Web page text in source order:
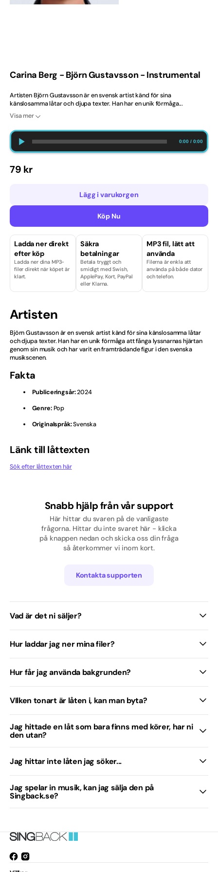
Best Selling Norway
Bröllop
Dansband
Hårdrock
Kille
Licenser & Tjänster
Melodifestival
Nyheter
Pop
Rap/Hip hop
Svenska
gallerivyn
Carina Berg - Björn Gustavsson - Instrumental
Artisten Björn Gustavsson är en svensk artist känd för sina
känslosamma låtar och djupa texter. Han har en unik förmåga...
Visa mer
0:00 / 0:00
Ordinarie
79 kr
Lägg i varukorgen
Köp Nu
Ladda ner direkt
efter köp
Ladda ner dina MP3-
filer direkt när köpet är
klart.
Säkra
betalningar
Betala tryggt och
smidigt med Swish,
ApplePay, Kort, PayPal
eller Klarna.
MP3 fil, lätt att
använda
Filerna är enkla att
använda på både dator
och telefon.
Artisten
Björn Gustavsson är en svensk artist känd för sina känslosamma låtar
och djupa texter. Han har en unik förmåga att fånga lyssnarnas hjärtan
genom sin musik och har varit en framträdande figur i den svenska
musikscenen.
Fakta
Publiceringsår:2024
Genre:Pop
Originalspråk:Svenska
Länk till låttexten
Sök efter låttexten här
Snabb hjälp från vår support
Här hittar du svaren på de vanligaste
frågorna. Hittar du inte svaret här - klicka
på knappen nedan och skicka oss din fråga
så återkommer vi inom kort.
Kontakta supporten
Vad är det ni säljer?
Hur laddar jag ner mina filer?
Hur får jag använda bakgrunden?
VIlken tonart är låten i, kan man byta?
Jag hittade en låt som bara finns med körer, har ni
den utan?
Jag hittar inte låten jag söker...
Jag spelar in musik, kan jag sälja den på
Singback.se?
Facebook
Instagram